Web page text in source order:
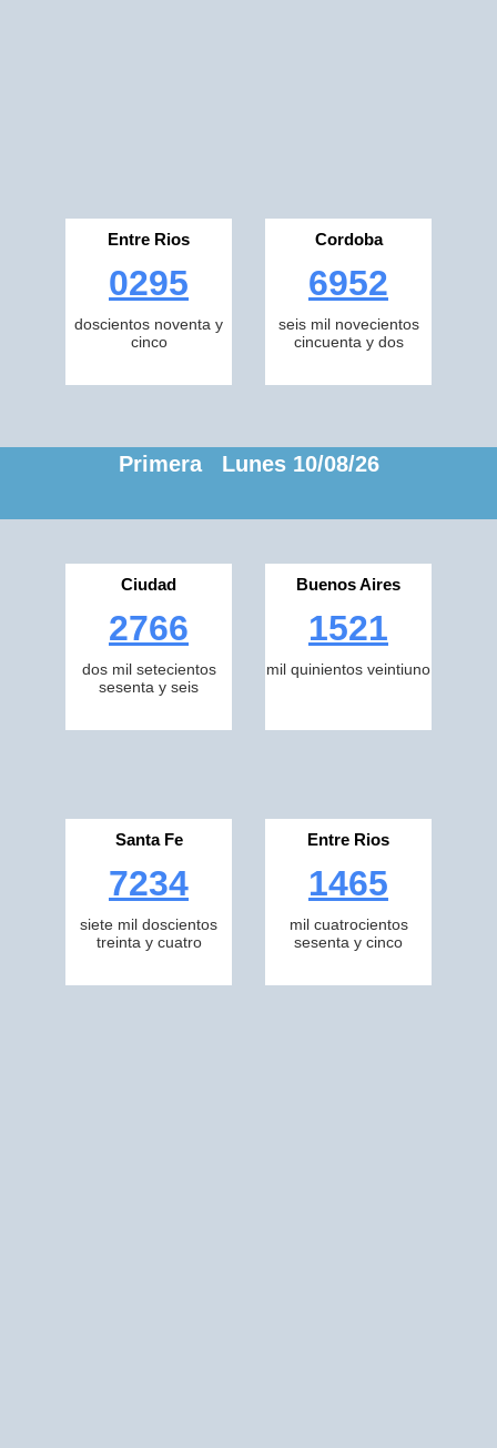
Entre Rios
0295
doscientos noventa y
cinco
Cordoba
6952
seis mil novecientos
cincuenta y dos
Primera Lunes 10/08/26
Ciudad
2766
dos mil setecientos
sesenta y seis
Buenos Aires
1521
mil quinientos veintiuno
Santa Fe
7234
siete mil doscientos
treinta y cuatro
Entre Rios
1465
mil cuatrocientos
sesenta y cinco